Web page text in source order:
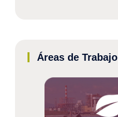
Áreas de Trabajo